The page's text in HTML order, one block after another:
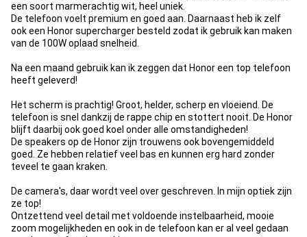
een soort marmerachtig wit, heel uniek.
De telefoon voelt premium en goed aan. Daarnaast heb ik zelf
ook een Honor supercharger besteld zodat ik gebruik kan maken
van de 100W oplaad snelheid.
Na een maand gebruik kan ik zeggen dat Honor een top telefoon
heeft geleverd!
Het scherm is prachtig! Groot, helder, scherp en vloeiend. De
telefoon is snel dankzij de rappe chip en stottert nooit. De Honor
blijft daarbij ook goed koel onder alle omstandigheden!
De speakers op de Honor zijn trouwens ook bovengemiddeld
goed. Ze hebben relatief veel bas en kunnen erg hard zonder
teveel te gaan kraken.
De camera's, daar wordt veel over geschreven. In mijn optiek zijn
ze top!
Ontzettend veel detail met voldoende instelbaarheid, mooie
zoom mogelijkheden en ook in de telefoon kan er al veel gedaan